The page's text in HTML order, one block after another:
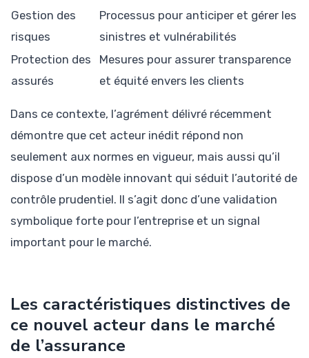
Gestion des
risques
Processus pour anticiper et gérer les
sinistres et vulnérabilités
Protection des
assurés
Mesures pour assurer transparence
et équité envers les clients
Dans ce contexte, l’agrément délivré récemment
démontre que cet acteur inédit répond non
seulement aux normes en vigueur, mais aussi qu’il
dispose d’un modèle innovant qui séduit l’autorité de
contrôle prudentiel. Il s’agit donc d’une validation
symbolique forte pour l’entreprise et un signal
important pour le marché.
Les caractéristiques distinctives de
ce nouvel acteur dans le marché
de l’assurance